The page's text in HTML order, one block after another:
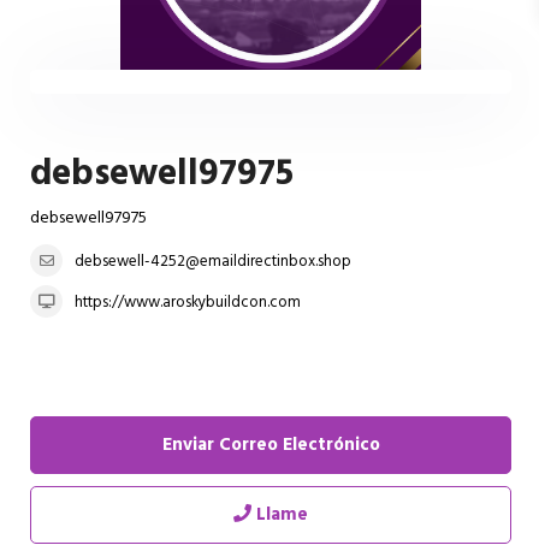
debsewell97975
debsewell97975
debsewell-4252@emaildirectinbox.shop
https://www.aroskybuildcon.com
Enviar Correo Electrónico
Llame